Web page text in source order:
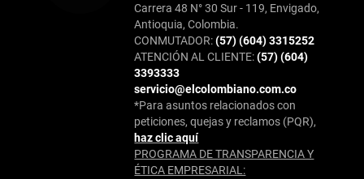
Carrera 48 N° 30 Sur - 119, Envigado,
Antioquia, Colombia.
CONMUTADOR:(57) (604) 3315252
ATENCIÓN AL CLIENTE:(57) (604)
3393333
servicio@elcolombiano.com.co
*Para asuntos relacionados con
peticiones, quejas y reclamos (PQR),
haz clic aquí
PROGRAMA DE TRANSPARENCIA Y
ÉTICA EMPRESARIAL: